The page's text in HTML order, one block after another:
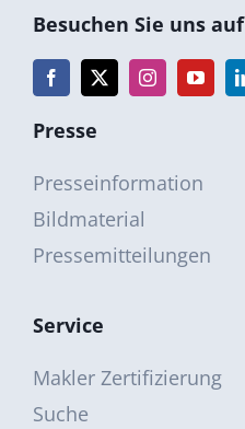
Besuchen Sie uns auf
Presse
Presseinformation
Bildmaterial
Pressemitteilungen
Service
Makler Zertifizierung
Suche